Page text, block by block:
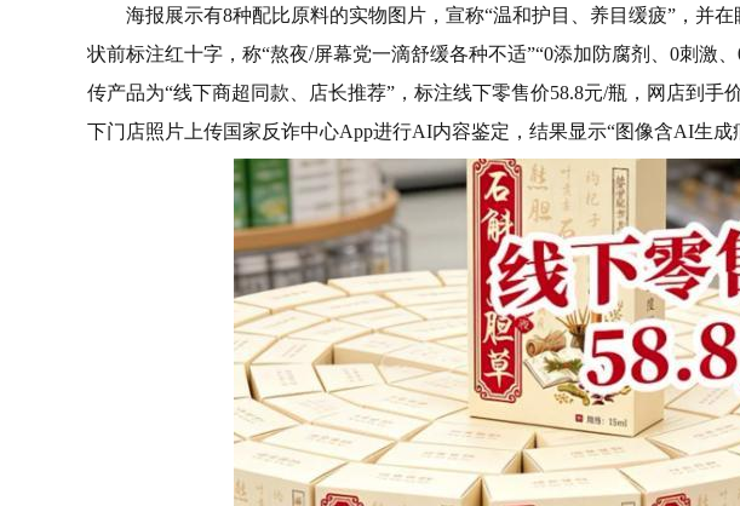
海报展示有8种配比原料的实物图片，宣称“温和护目、养目缓疲”，并
状前标注红十字，称“熬夜/屏幕党一滴舒缓各种不适”“0添加防腐剂、0刺激
传产品为“线下商超同款、店长推荐”，标注线下零售价58.8元/瓶，网店到手
下门店照片上传国家反诈中心App进行AI内容鉴定，结果显示“图像含AI生成